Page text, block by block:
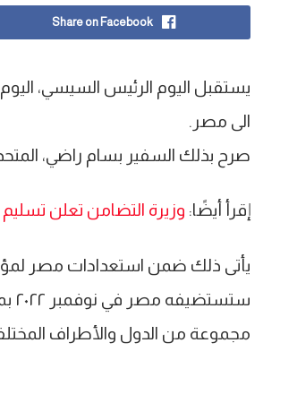
Share on Facebook
يستقبل اليوم الرئيس السيسي، اليوم
الى مصر.
صرح بذلك السفير بسام راضي،
إقرأ أيضًا: وزيرة التضامن تعلن تسليم
مجموعة من الدول والأطراف